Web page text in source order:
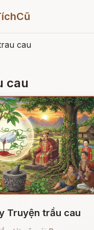
cau
cau
Truyện trầu cau